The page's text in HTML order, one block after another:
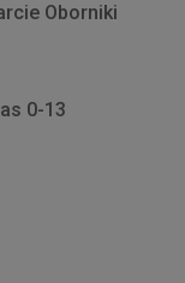
Oborniki
0-13